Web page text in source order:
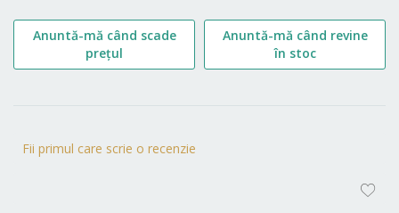
Fii primul care scrie o recenzie
Anuntă-mă când scade
prețul
Anuntă-mă când revine
în stoc